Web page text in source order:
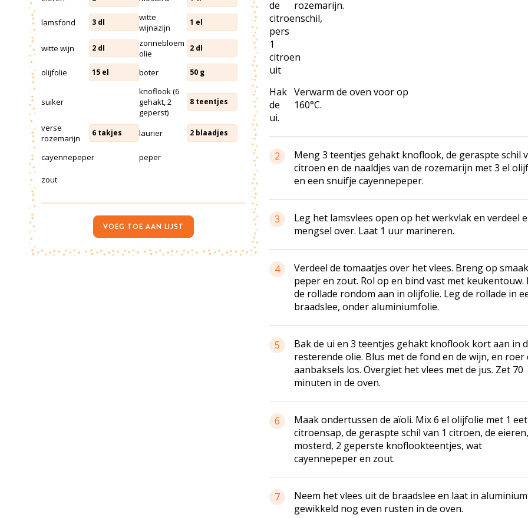
de
citroenschil,
pers
1
citroen
uit
rozemarijn.
Hak
de
ui.
Verwarm de oven voor op
160°C.
2
Meng 3 teentjes gehakt knoflook, de geraspte schil
citroen en de naaldjes van de rozemarijn met 3 el
en een snuifje cayennepeper.
3 Leg het lamsvlees open op hetwerkvlaken verdeel
mengsel over. Laat 1 uur marineren.
4
Verdeel de tomaatjes over het vlees. Breng op
peper en zout. Rol op en bind vast met keukentouw.
de rollade rondom aan in olijfolie. Leg de rollade in
braadslee, onder aluminiumfolie.
5
Bak de ui en 3 teentjes gehakt knoflook kort aan in
resterende olie. Blus met de fond en de wijn, en roer
aanbaksels los. Overgiet het vlees met de jus. Zet 70
minuten in de oven.
6
Maak ondertussen de aïoli. Mix 6 el olijfolie met 1
citroensap, de geraspte schil van 1 citroen, de
mosterd, 2 geperste knoflookteentjes, wat
cayennepeper en zout.
7
Neem het vlees uit de braadslee en laat in
gewikkeld nog even rusten in de oven.
lamsfond 3 dl
witte
wijnazijn
1 el
witte wijn 2 dl
zonnebloem
olie
2 dl
olijfolie 15 el boter 50 g
suiker
knoflook (6
gehakt, 2
geperst)
8 teentjes
verse
rozemarijn
6 takjes laurier 2 blaadjes
cayennepeper peper
zout
VOEG TOE AAN LIJST